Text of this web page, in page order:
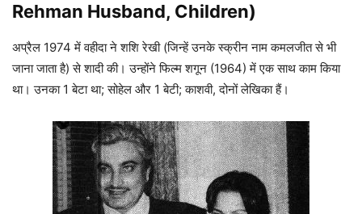
Rehman Husband, Children)
अप्रैल 1974 में वहीदा ने शशि रेखी (जिन्हें उनके स्क्रीन नाम कमलजीत से भी
जाना जाता है) से शादी की। उन्होंने फिल्म शगून (1964) में एक साथ काम किया
था। उनका 1 बेटा था; सोहेल और 1 बेटी; काशवी, दोनों लेखिका हैं।